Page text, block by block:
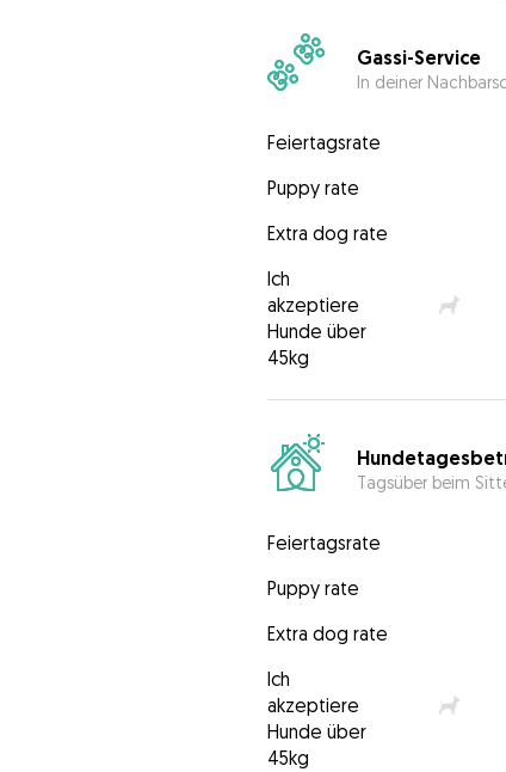
Gassi-Service
In deiner
Feiertagsrate
Puppy rate
Extra dog rate
Ich
akzeptiere
Hunde über
45kg
Tagsüber beim
Feiertagsrate
Puppy rate
Extra dog rate
Ich
akzeptiere
Hunde über
45kg